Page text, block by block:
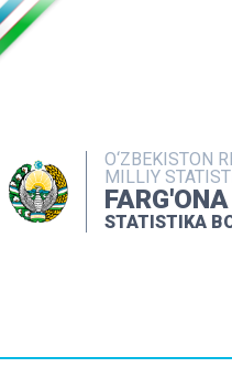
O‘ZBEKISTON
MILLIY
STATISTIKA